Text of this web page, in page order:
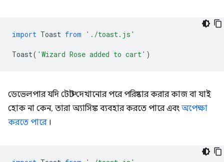
import Toast from './toast.js'
Toast( 'Wizard Rose added to cart' )
ডেভেলপার যদি টোস্ট দেখানোর পরে পরিষ্কার করার কাজ বা যাই
হোক না কেন, তারা অ্যাসিঙ্ক ব্যবহার করতে পারে এবং অপেক্ষা
করতে পারে।